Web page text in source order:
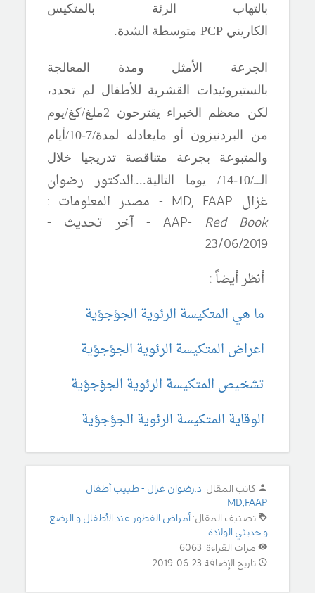
بالتهاب الرئة بالمتكيس
الكارينيPCP متوسطة الشدة.
الجرعة الأمثل ومدة المعالجة
بالستيروئيدات القشرية للأطفال لم تحدد،
لكن معظم الخبراء يقترحون 2ملغ/كغ/يوم
من البردنيزون أو مايعادله لمدة/7-10/أيام
والمتبوعة بجرعة متناقصة تدريجيا خلال
الــ/10-14/ يوما التالية...
.الدكتور رضوان
غزال MD, FAAP - مصدر المعلومات :
AAP- Red Book
- آخر تحديث -
23/06/2019
أنظر أيضاً :
ما هي المتكيسة الرئوية الجؤجؤية
اعراض المتكيسة الرئوية الجؤجؤية
تشخيص المتكيسة الرئوية الجؤجؤية
الوقاية المتكيسة الرئوية الجؤجؤية
كاتب المقال: د.رضوان غزال - طبيب أطفال
MD,FAAP
تصنيف المقال: أمراض الفطور عند الأطفال و الرضع
و حديثي الولادة
مرات القراءة: 6063
تاريخ الإضافة 23-06-2019